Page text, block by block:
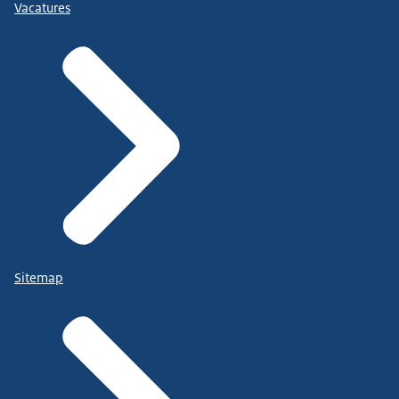
Vacatures
Sitemap